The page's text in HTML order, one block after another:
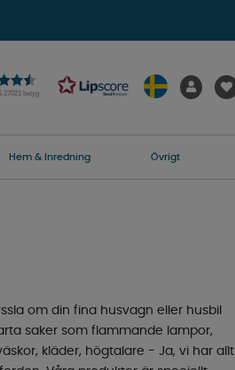
27021 betyg
Hem & Inredning Övrigt
om din fina husvagn eller husbil
saker som flammande lampor,
kläder, högtalare - Ja, vi har allt